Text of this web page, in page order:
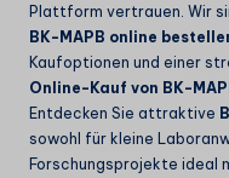
Plattform vertrauen. Wir
BK-MAPB online
Kaufoptionen und einer
Online-Kauf von BK-
Entdecken Sie attraktive
sowohl für kleine
Forschungsprojekte ideal